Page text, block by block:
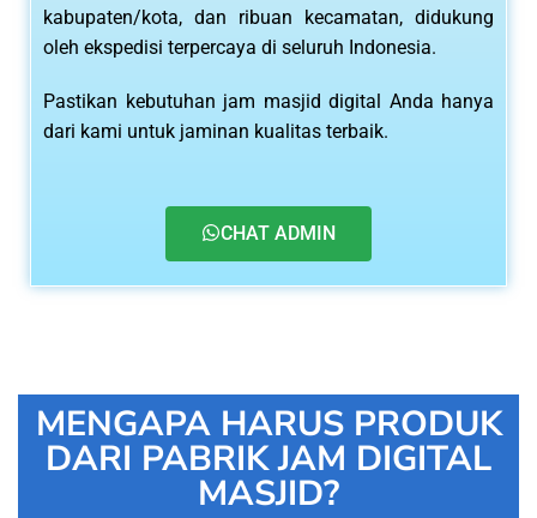
kabupaten/kota, dan ribuan kecamatan, didukung
oleh ekspedisi terpercaya di seluruh Indonesia.
Pastikan kebutuhan jam masjid digital Anda hanya
dari kami untuk jaminan kualitas terbaik.
CHAT ADMIN
MENGAPA HARUS PRODUK
DARI PABRIK JAM DIGITAL
MASJID?